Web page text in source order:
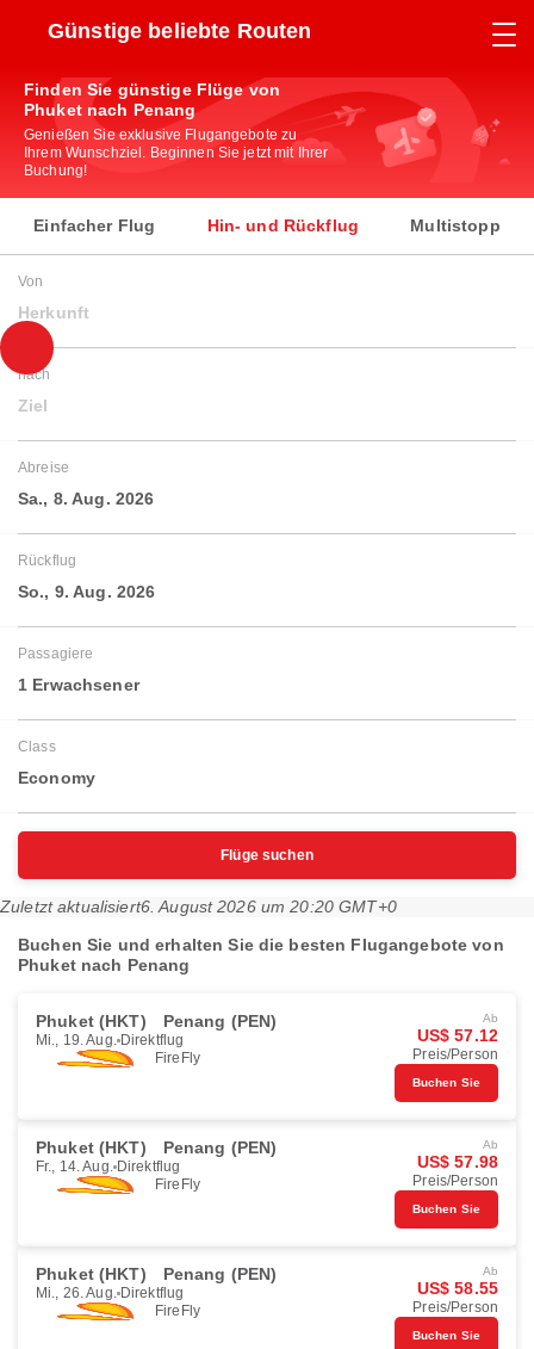
Günstige beliebte Routen
Finden Sie günstige Flüge von
Phuket nach Penang
Genießen Sie exklusive Flugangebote zu
Ihrem Wunschziel. Beginnen Sie jetzt mit Ihrer
Buchung!
Einfacher Flug Hin- und Rückflug Multistopp
Von
Herkunft
nach
Ziel
Abreise
Sa., 8. Aug. 2026
Rückflug
So., 9. Aug. 2026
Passagiere
1 Erwachsener
Class
Economy
Flüge suchen
Zuletzt aktualisiert6. August 2026 um 20:20 GMT+0
Buchen Sie und erhalten Sie die besten Flugangebote von
Phuket nach Penang
Phuket (HKT) Penang (PEN)
Mi., 19. Aug. Direktflug
FireFly
Ab
US$ 57.12
Preis/Person
Buchen Sie
Phuket (HKT) Penang (PEN)
Fr., 14. Aug. Direktflug
FireFly
Ab
US$ 57.98
Preis/Person
Buchen Sie
Phuket (HKT) Penang (PEN)
Mi., 26. Aug. Direktflug
FireFly
Ab
US$ 58.55
Preis/Person
Buchen Sie